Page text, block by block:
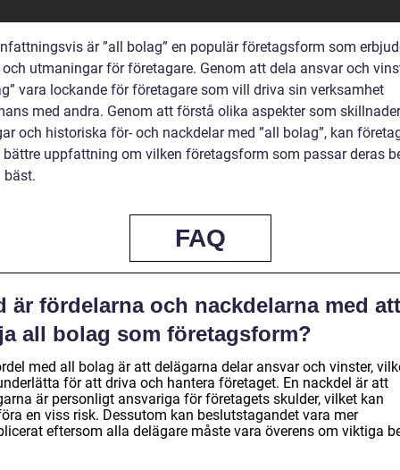
är ”all bolag” en populär företagsform som
utmaningar för företagare. Genom att dela ansvar och
vara lockande för företagare som vill driva sin verksamhet
med andra. Genom att förstå olika aspekter som
och historiska för- och nackdelar med ”all bolag”, kan
bättre uppfattning om vilken företagsform som passar deras
bäst.
FAQ
är fördelarna och nackdelarna med att
all bolag som företagsform?
med all bolag är att delägarna delar ansvar och vinster,
för att driva och hantera företaget. En nackdel är att
är personligt ansvariga för företagets skulder, vilket kan
en viss risk. Dessutom kan beslutstagandet vara mer
eftersom alla delägare måste vara överens om viktiga